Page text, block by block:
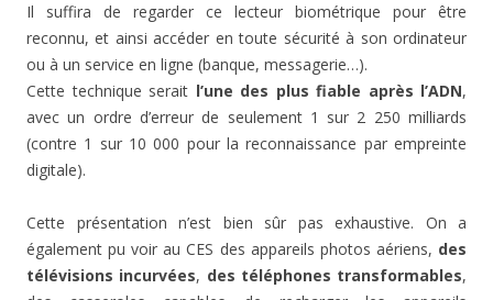
Il suffira de regarder ce lecteur biométrique pour être
reconnu, et ainsi accéder en toute sécurité à son ordinateur
ou à un service en ligne (banque, messagerie…).
Cette technique serait l’une des plus fiable après l’ADN,
avec un ordre d’erreur de seulement 1 sur 2 250 milliards
(contre 1 sur 10 000 pour la reconnaissance par empreinte
digitale).
Cette présentation n’est bien sûr pas exhaustive. On a
également pu voir au CES des appareils photos aériens, des
télévisions incurvées, des téléphones transformables,